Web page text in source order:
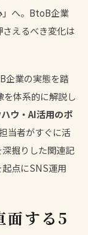
」へ。BtoB企業
えるべき変化は
企業の実態を踏
体系的に解説し
ウ・AI活用のポ
当者がすぐに活
掘りした関連記
点にSNS運用
面する5